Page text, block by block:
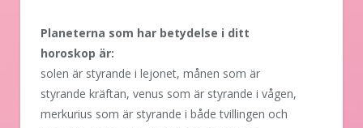
Planeterna som har betydelse i ditt
horoskop är:
solen är styrande i lejonet, månen som är
styrande kräftan, venus som är styrande i vågen,
merkurius som är styrande i både tvillingen och